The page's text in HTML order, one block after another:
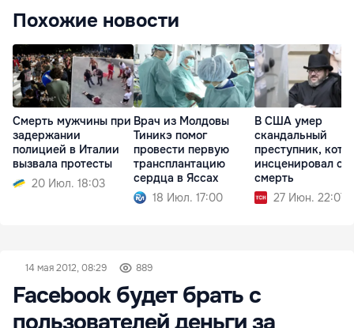
Похожие новости
Смерть мужчины при
задержании
полицией в Италии
вызвала протесты
20 Июл. 18:03
Врач из Молдовы
Тиникэ помог
провести первую
трансплантацию
сердца в Яссах
18 Июл. 17:00
В США умер
скандальный
преступник,
инсценировал
смерть
27 Июн. 22:07
14 мая 2012, 08:29 889
Facebook будет брать с
пользователей деньги за